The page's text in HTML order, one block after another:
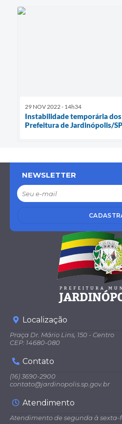
29 NOV 2022 - 14h34
Instabilidade temporária
Prefeitura de Jardinópolis/
NEWSLETTER
Localização
Praça Dr. Mário Lins, 150 - Centro
CEP: 14680-080
Contato
(16) 3690-2900
contato@jardinopolis.sp.gov.br
Atendimento
Atendimento de segunda à sexta-